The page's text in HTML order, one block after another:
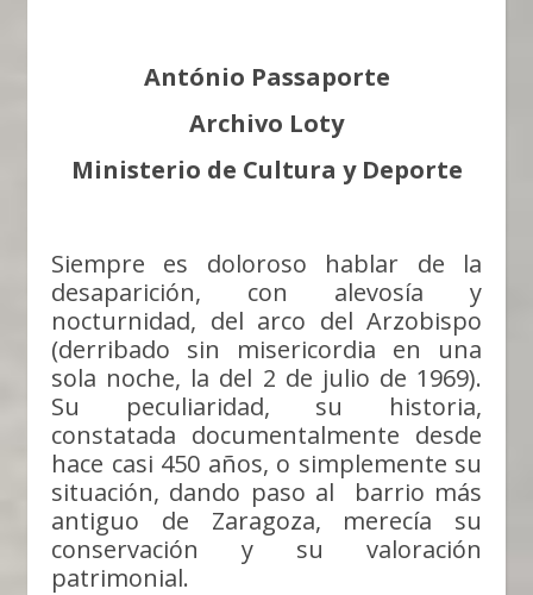
António Passaporte
Archivo Loty
Ministerio de Cultura y Deporte
Siempre es doloroso hablar de la
desaparición, con alevosía y
nocturnidad, del arco del Arzobispo
(derribado sin misericordia en una
sola noche, la del 2 de julio de 1969).
Su peculiaridad, su historia,
constatada documentalmente desde
hace casi 450 años, o simplemente su
situación, dando paso al barrio más
antiguo de Zaragoza, merecía su
conservación y su valoración
patrimonial.